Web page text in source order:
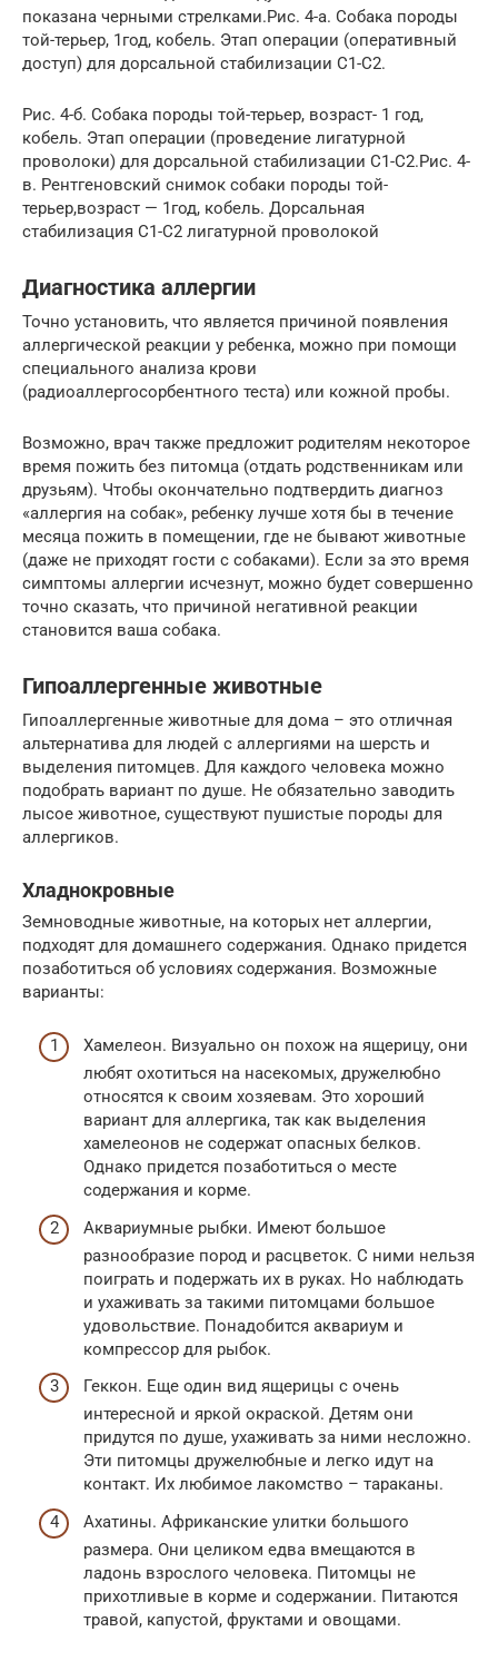
показана черными стрелками.Рис. 4-а. Собака породы
той-терьер, 1год, кобель. Этап операции (оперативный
доступ) для дорсальной стабилизации С1-С2.
Рис. 4-б. Собака породы той-терьер, возраст- 1 год,
кобель. Этап операции (проведение лигатурной
проволоки) для дорсальной стабилизации С1-С2.Рис. 4-
в. Рентгеновский снимок собаки породы той-
терьер,возраст — 1год, кобель. Дорсальная
стабилизация С1-С2 лигатурной проволокой
Диагностика аллергии
Точно установить, что является причиной появления
аллергической реакции у ребенка, можно при помощи
специального анализа крови
(радиоаллергосорбентного теста) или кожной пробы.
Возможно, врач также предложит родителям некоторое
время пожить без питомца (отдать родственникам или
друзьям). Чтобы окончательно подтвердить диагноз
«аллергия на собак», ребенку лучше хотя бы в течение
месяца пожить в помещении, где не бывают животные
(даже не приходят гости с собаками). Если за это время
симптомы аллергии исчезнут, можно будет совершенно
точно сказать, что причиной негативной реакции
становится ваша собака.
Гипоаллергенные животные
Гипоаллергенные животные для дома – это отличная
альтернатива для людей с аллергиями на шерсть и
выделения питомцев. Для каждого человека можно
подобрать вариант по душе. Не обязательно заводить
лысое животное, существуют пушистые породы для
аллергиков.
Хладнокровные
Земноводные животные, на которых нет аллергии,
подходят для домашнего содержания. Однако придется
позаботиться об условиях содержания. Возможные
варианты:
Хамелеон. Визуально он похож на ящерицу, они
любят охотиться на насекомых, дружелюбно
относятся к своим хозяевам. Это хороший
вариант для аллергика, так как выделения
хамелеонов не содержат опасных белков.
Однако придется позаботиться о месте
содержания и корме.
Аквариумные рыбки. Имеют большое
разнообразие пород и расцветок. С ними нельзя
поиграть и подержать их в руках. Но наблюдать
и ухаживать за такими питомцами большое
удовольствие. Понадобится аквариум и
компрессор для рыбок.
Геккон. Еще один вид ящерицы с очень
интересной и яркой окраской. Детям они
придутся по душе, ухаживать за ними несложно.
Эти питомцы дружелюбные и легко идут на
контакт. Их любимое лакомство – тараканы.
Ахатины. Африканские улитки большого
размера. Они целиком едва вмещаются в
ладонь взрослого человека. Питомцы не
прихотливые в корме и содержании. Питаются
травой, капустой, фруктами и овощами.